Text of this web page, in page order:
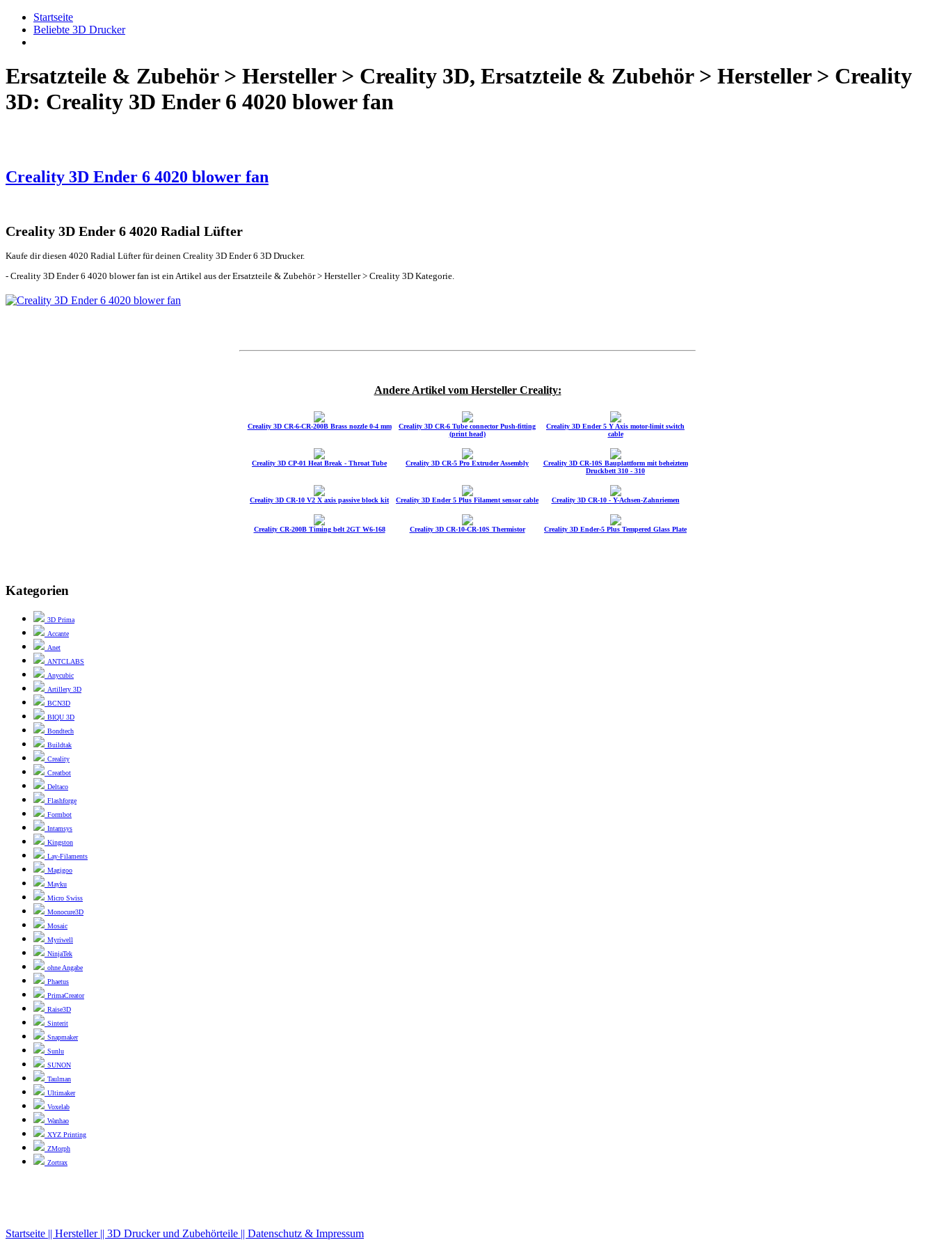
Startseite
Beliebte 3D Drucker
Ersatzteile & Zubehör > Hersteller > Creality 3D, Ersatzteile & Zubehör > Hersteller > Creality
3D: Creality 3D Ender 6 4020 blower fan
Creality 3D Ender 6 4020 blower fan
Creality 3D Ender 6 4020 Radial Lüfter
Kaufe dir diesen 4020 Radial Lüfter für deinen Creality 3D Ender 6 3D Drucker.
- Creality 3D Ender 6 4020 blower fan ist ein Artikel aus der Ersatzteile & Zubehör > Hersteller > Creality 3D Kategorie.
Andere Artikel vom Hersteller Creality:
Creality 3D CR-6-CR-200B Brass nozzle 0-4 mm
Creality 3D CR-6 Tube connector Push-fitting
(print head)
Creality 3D Ender 5 Y Axis motor-limit switch
cable
Creality 3D CP-01 Heat Break - Throat Tube Creality 3D CR-5 Pro Extruder Assembly
Creality 3D CR-10S Bauplattform mit beheiztem
Druckbett 310 - 310
Creality 3D CR-10 V2 X axis passive block kit Creality 3D Ender 5 Plus Filament sensor cable Creality 3D CR-10 - Y-Achsen-Zahnriemen
Creality CR-200B Timing belt 2GT W6-168 Creality 3D CR-10-CR-10S Thermistor Creality 3D Ender-5 Plus Tempered Glass Plate
Kategorien
3D Prima
Accante
Anet
ANTCLABS
Anycubic
Artillery 3D
BCN3D
BIQU 3D
Bondtech
Buildtak
Creality
Creatbot
Deltaco
Flashforge
Formbot
Intamsys
Kingston
Lay-Filaments
Magigoo
Mayku
Micro Swiss
Monocure3D
Mosaic
Myriwell
NinjaTek
ohne Angabe
Phaetus
PrimaCreator
Raise3D
Sinterit
Snapmaker
Sunlu
SUNON
Taulman
Ultimaker
Voxelab
Wanhao
XYZ Printing
ZMorph
Zortrax
Startseite || Hersteller || 3D Drucker und Zubehörteile || Datenschutz & Impressum